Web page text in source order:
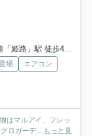
姫路」駅 徒歩40分
場
エアコン
はマルアイ、フレッ
ロガーデ... もっと見